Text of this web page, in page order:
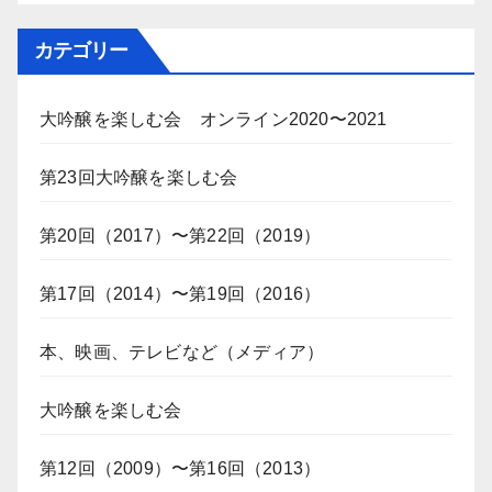
カテゴリー
大吟醸を楽しむ会 オンライン2020〜2021
第23回大吟醸を楽しむ会
第20回（2017）〜第22回（2019）
第17回（2014）〜第19回（2016）
本、映画、テレビなど（メディア）
大吟醸を楽しむ会
第12回（2009）〜第16回（2013）